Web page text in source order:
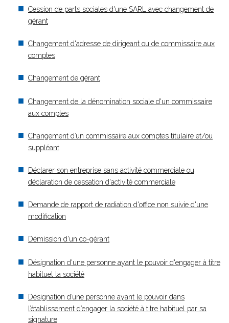
Cession de parts sociales d'une SARL avec changement de
gérant
Changement d'adresse de dirigeant ou de commissaire aux
comptes
Changement de gérant
Changement de la dénomination sociale d'un commissaire
aux comptes
Changement d’un commissaire aux comptes titulaire et/ou
suppléant
Déclarer son entreprise sans activité commerciale ou
déclaration de cessation d'activité commerciale
Demande de rapport de radiation d'office non suivie d'une
modification
Démission d'un co-gérant
Désignation d'une personne ayant le pouvoir d'engager à titre
habituel la société
Désignation d’une personne ayant le pouvoir dans
l’établissement d’engager la société à titre habituel par sa
signature